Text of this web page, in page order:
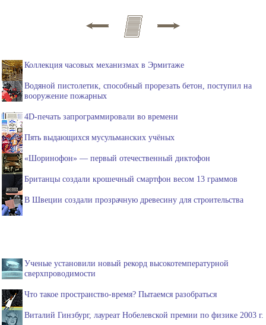
Коллекция часовых механизмах в Эрмитаже
Водяной пистолетик, способный прорезать бетон, поступил на
вооружение пожарных
4D-печать запрограммировали во времени
Пять выдающихся мусульманских учёных
«Шоринофон» — первый отечественный диктофон
Британцы создали крошечный смартфон весом 13 граммов
В Швеции создали прозрачную древесину для строительства
Ученые установили новый рекорд высокотемпературной
сверхпроводимости
Что такое пространство-время? Пытаемся разобраться
Виталий Гинзбург, лауреат Нобелевской премии по физике 2003 г.